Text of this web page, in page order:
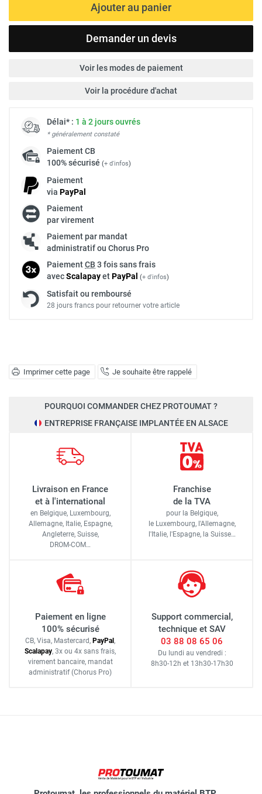
Imprimer cette page Je souhaite être rappelé
Ajouter au panier
Demander un devis
Voir les modes de paiement
Voir la procédure d'achat
Délai* : 1 à 2 jours ouvrés
* généralement constaté
PaiementCB
100% sécurisé (+ d'infos)
Paiement
via PayPal
Paiement
par virement
Paiement par mandat
administratif ou Chorus Pro
PaiementCB 3 fois sans frais
avecScalapayetPayPal (+ d'infos)
Satisfait ou remboursé
28 jours francs pour retourner votre article
POURQUOI COMMANDER CHEZ PROTOUMAT ?
ENTREPRISE FRANÇAISE IMPLANTÉE EN ALSACE
Livraison en France
et à l'international
en Belgique, Luxembourg,
Allemagne, Italie, Espagne,
Angleterre, Suisse,
DROM-COM…
Franchise
de la TVA
pour la Belgique,
le Luxembourg, l'Allemagne,
l'Italie, l'Espagne, la Suisse…
Paiement en ligne
100% sécurisé
CB, Visa, Mastercard, PayPal,
Scalapay, 3x ou 4x sans frais,
virement bancaire, mandat
administratif (Chorus Pro)
Support commercial,
technique et SAV
03 88 08 65 06
Du lundi au vendredi :
8h30-12h et 13h30-17h30